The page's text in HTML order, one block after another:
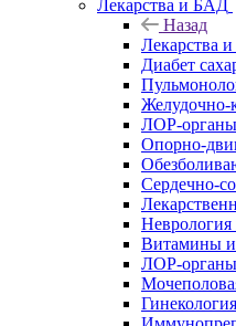
Лекарства и БАД
Назад
Лекарства
Диабет
Желудочно-
ЛОР-
Опорно-
Сердечно-
Неврология
Витамины
ЛОР-
Гинекология